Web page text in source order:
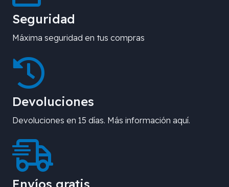
Seguridad
Máxima seguridad en tus compras
Devoluciones
Devoluciones en 15 días. Más información aquí.
Envíos gratis